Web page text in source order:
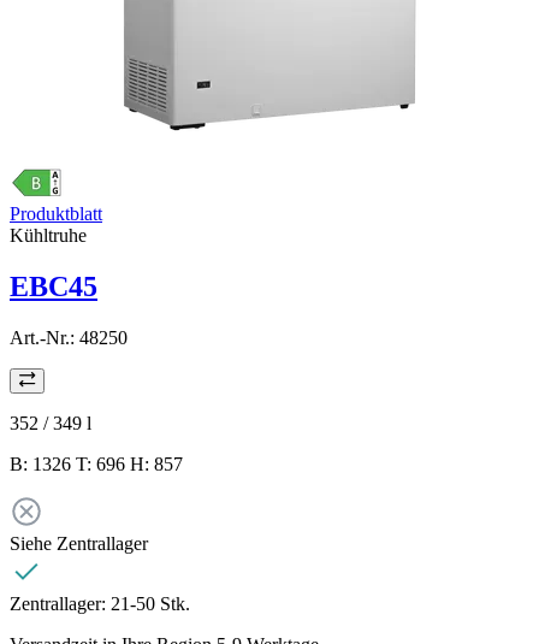
Produktblatt
Kühltruhe
EBC45
Art.-Nr.: 48250
352 / 349 l
B: 1326 T: 696 H: 857
Siehe Zentrallager
Zentrallager: 21-50 Stk.